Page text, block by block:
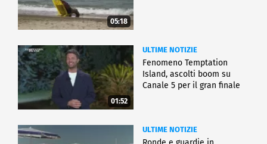
05:18
01:52
ULTIME NOTIZIE
Fenomeno Temptation
Island, ascolti boom su
Canale 5 per il gran finale
ULTIME NOTIZIE